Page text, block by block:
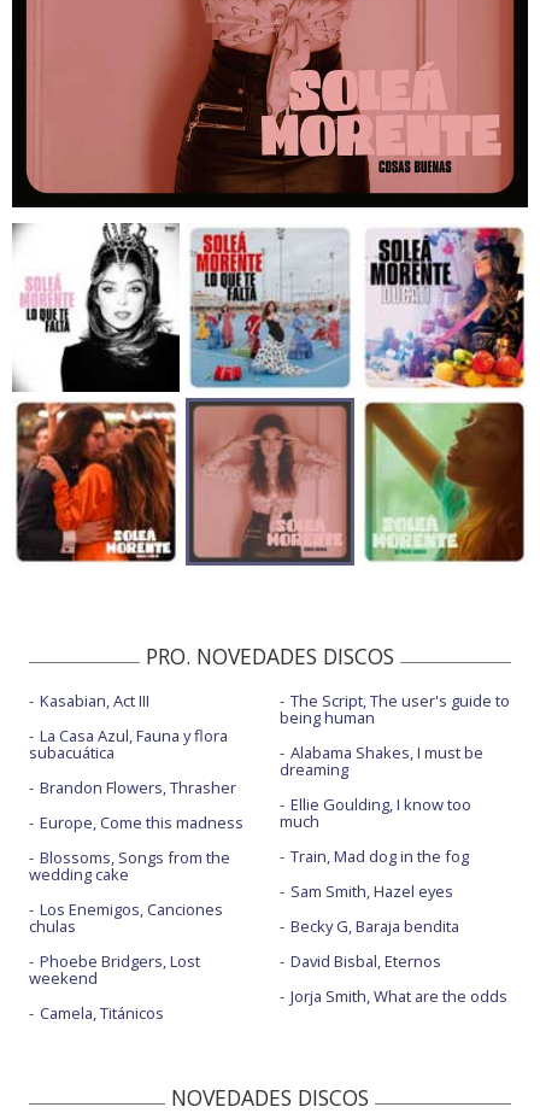
PRO. NOVEDADES DISCOS
Kasabian, Act III
La Casa Azul, Fauna y flora
subacuática
Brandon Flowers, Thrasher
Europe, Come this madness
Blossoms, Songs from the
wedding cake
Los Enemigos, Canciones
chulas
Phoebe Bridgers, Lost
weekend
Camela, Titánicos
The Script, The user's guide to
being human
Alabama Shakes, I must be
dreaming
Ellie Goulding, I know too
much
Train, Mad dog in the fog
Sam Smith, Hazel eyes
Becky G, Baraja bendita
David Bisbal, Eternos
Jorja Smith, What are the odds
NOVEDADES DISCOS